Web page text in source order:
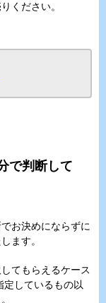
ください。
で判断して
お決めにならずに
ます。
てもらえるケース
しているもの以